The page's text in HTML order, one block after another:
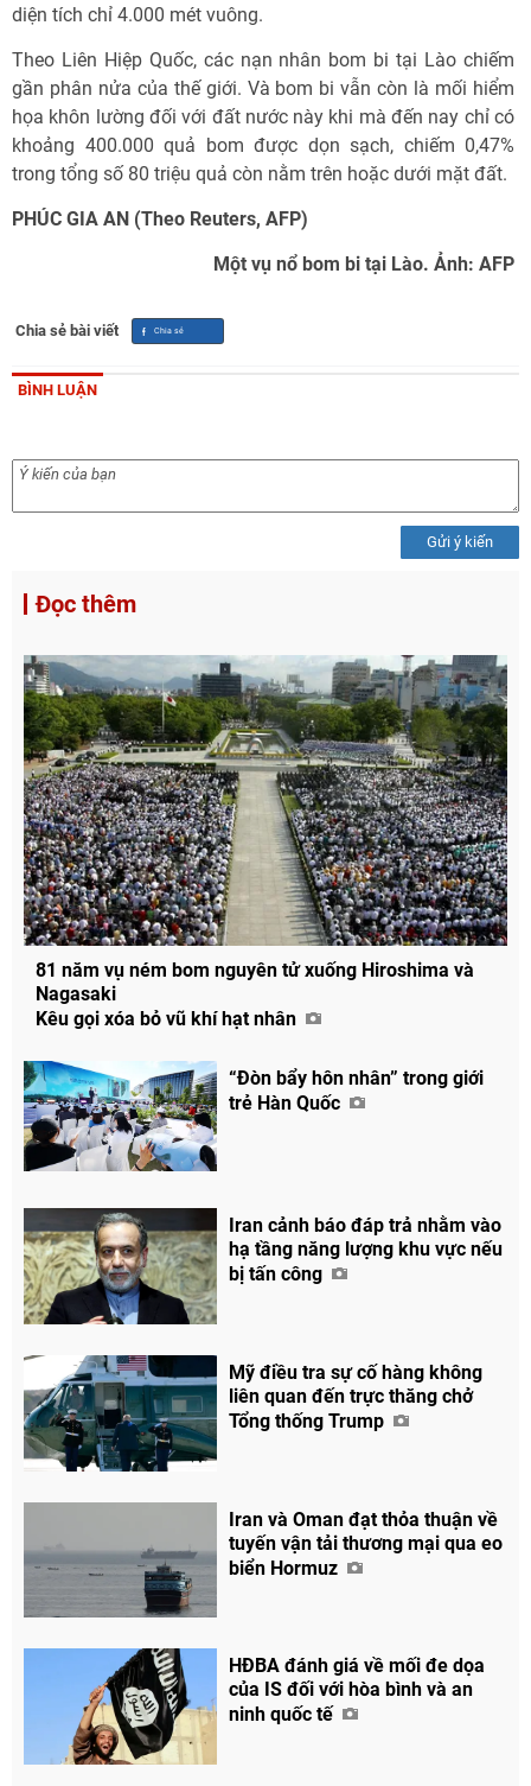
diện tích chỉ 4.000 mét vuông.
Theo Liên Hiệp Quốc, các nạn nhân bom bi tại Lào chiếm
gần phân nửa của thế giới. Và bom bi vẫn còn là mối hiểm
họa khôn lường đối với đất nước này khi mà đến nay chỉ có
khoảng 400.000 quả bom được dọn sạch, chiếm 0,47%
trong tổng số 80 triệu quả còn nằm trên hoặc dưới mặt đất.
PHÚC GIA AN (Theo Reuters, AFP)
Một vụ nổ bom bi tại Lào. Ảnh: AFP
Chia sẻ bài viết
BÌNH LUẬN
Gửi ý kiến
Đọc thêm
81 năm vụ ném bom nguyên tử xuống Hiroshima và
Nagasaki
Kêu gọi xóa bỏ vũ khí hạt nhân
“Đòn bẩy hôn nhân” trong giới
trẻ Hàn Quốc
Iran cảnh báo đáp trả nhằm vào
hạ tầng năng lượng khu vực nếu
bị tấn công
Mỹ điều tra sự cố hàng không
liên quan đến trực thăng chở
Tổng thống Trump
Iran và Oman đạt thỏa thuận về
tuyến vận tải thương mại qua eo
biển Hormuz
HĐBA đánh giá về mối đe dọa
của IS đối với hòa bình và an
ninh quốc tế